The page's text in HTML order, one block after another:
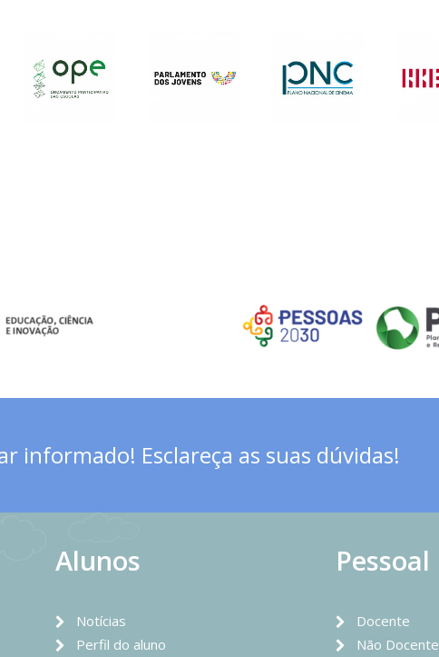
informado! Esclareça as suas dúvidas!
Alunos
Notícias
Perfil do aluno
Pessoal
Docente
Não Docente